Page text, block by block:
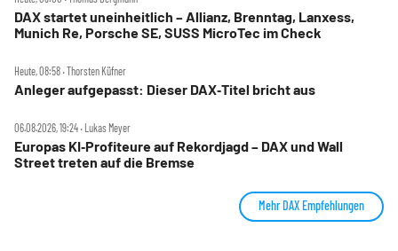
DAX startet uneinheitlich – Allianz, Brenntag, Lanxess,
Munich Re, Porsche SE, SUSS MicroTec im Check
Heute, 08:58 ‧ Thorsten Küfner
Anleger aufgepasst: Dieser DAX‑Titel bricht aus
06.08.2026, 19:24 ‧ Lukas Meyer
Europas KI‑Profiteure auf Rekordjagd – DAX und Wall
Street treten auf die Bremse
Mehr DAX Empfehlungen